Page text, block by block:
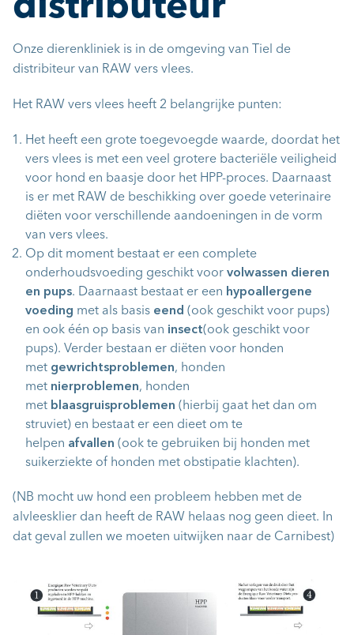
distributeur
Onze dierenkliniek is in de omgeving van Tiel de
distribiteur van RAW vers vlees.
Het RAW vers vlees heeft 2 belangrijke punten:
Het heeft een grote toegevoegde waarde, doordat het
vers vlees is met een veel grotere bacteriële veiligheid
voor hond en baasje door het HPP-proces. Daarnaast
is er met RAW de beschikking over goede veterinaire
diëten voor verschillende aandoeningen in de vorm
van vers vlees.
Op dit moment bestaat er een complete
onderhoudsvoeding geschikt voor volwassen dieren
en pups. Daarnaast bestaat er een hypoallergene
voeding met als basis eend (ook geschikt voor pups)
en ook één op basis van insect(ook geschikt voor
pups). Verder bestaan er diëten voor honden
met gewrichtsproblemen, honden
met nierproblemen, honden
met blaasgruisproblemen (hierbij gaat het dan om
struviet) en bestaat er een dieet om te
helpen afvallen (ook te gebruiken bij honden met
suikerziekte of honden met obstipatie klachten).
(NB mocht uw hond een probleem hebben met de
alvleesklier dan heeft de RAW helaas nog geen dieet. In
dat geval zullen we moeten uitwijken naar de Carnibest)